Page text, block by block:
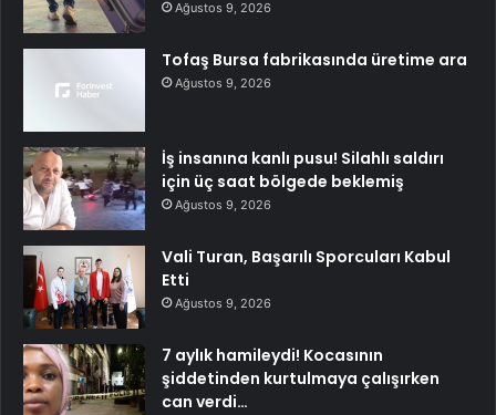
Ağustos 9, 2026
Tofaş Bursa fabrikasında üretime ara
Ağustos 9, 2026
İş insanına kanlı pusu! Silahlı saldırı
için üç saat bölgede beklemiş
Ağustos 9, 2026
Vali Turan, Başarılı Sporcuları Kabul
Etti
Ağustos 9, 2026
7 aylık hamileydi! Kocasının
şiddetinden kurtulmaya çalışırken
can verdi…